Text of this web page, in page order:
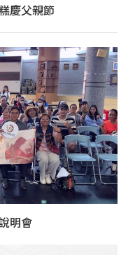
慶父親節
明會